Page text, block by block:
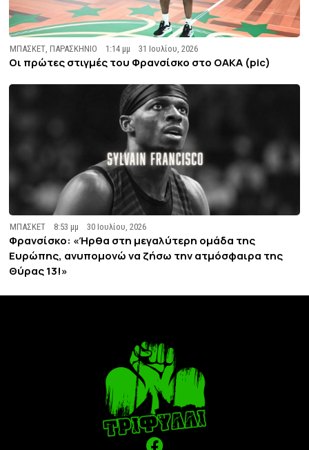
ΜΠΑΣΚΕΤ ,ΠΑΡΑΣΚΗΝΙΟ 1:14 μμ 31 Ιουλίου, 2026
Οι πρώτες στιγμές του Φρανσίσκο στο ΟΑΚΑ (pic)
ΜΠΑΣΚΕΤ 8:53 μμ 30 Ιουλίου, 2026
Φρανσίσκο: «Ήρθα στη μεγαλύτερη ομάδα της
Ευρώπης, ανυπομονώ να ζήσω την ατμόσφαιρα της
Θύρας 13!»